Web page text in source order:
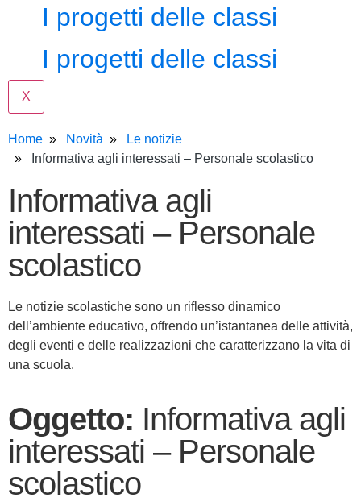
I progetti delle classi
I progetti delle classi
X
Home Novità
Le notizie
Informativa agli interessati – Personale scolastico
Informativa agli
interessati – Personale
scolastico
Le notizie scolastiche sono un riflesso dinamico
dell’ambiente educativo, offrendo un’istantanea delle attività,
degli eventi e delle realizzazioni che caratterizzano la vita di
una scuola.
Oggetto: Informativa agli
interessati – Personale
scolastico